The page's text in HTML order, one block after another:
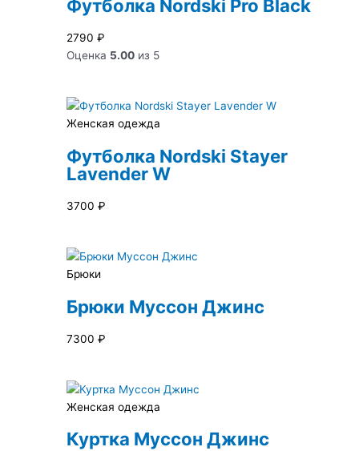
Футболка Nordski Pro Black
2790 ₽
Оценка 5.00из 5
Женская одежда
Футболка Nordski Stayer
Lavender W
3700 ₽
Брюки
Брюки Муссон Джинс
7300 ₽
Женская одежда
Куртка Муссон Джинс